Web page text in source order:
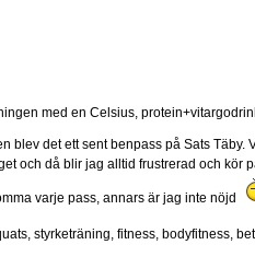
med en Celsius,
blev det ett sent benpass på Sats Täby.
och då blir jag alltid frustrerad och kör
varje pass, annars är jag inte nöjd